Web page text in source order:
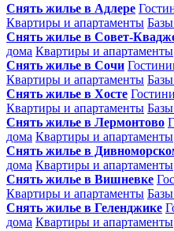
Снять жилье в Адлере
Квартиры и апартаменты
Снять жилье в Совет-
дома Квартиры и апартаменты
Снять жилье в Сочи
Квартиры и апартаменты
Снять жилье в Хосте
Квартиры и апартаменты
Снять жилье в Лермонтово
дома Квартиры и апартаменты
Снять жилье в
дома Квартиры и апартаменты
Снять жилье в Вишневке
Квартиры и апартаменты
Снять жилье в Геленджике
дома Квартиры и апартаменты